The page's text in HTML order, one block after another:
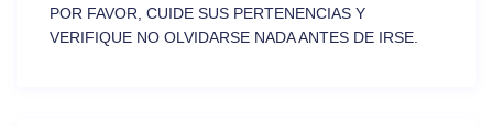
POR FAVOR, CUIDE SUS PERTENENCIAS Y
VERIFIQUE NO OLVIDARSE NADA ANTES DE IRSE.